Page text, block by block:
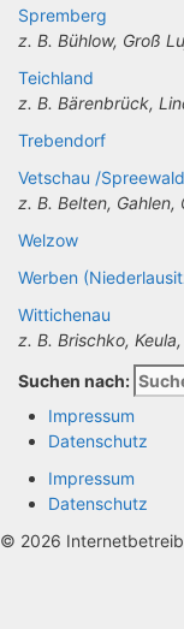
Spremberg
z. B. Bühlow, Groß
Teichland
z. B. Bärenbrück,
Trebendorf
Vetschau /Spreewald
z. B. Belten,
Welzow
Werben
Wittichenau
z. B. Brischko,
Suchen nach:
Impressum
Datenschutz
Impressum
Datenschutz
© 2026